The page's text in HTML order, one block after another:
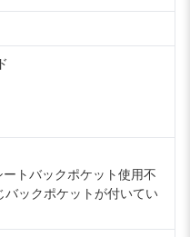
トバックポケット使用不
バックポケットが付いてい